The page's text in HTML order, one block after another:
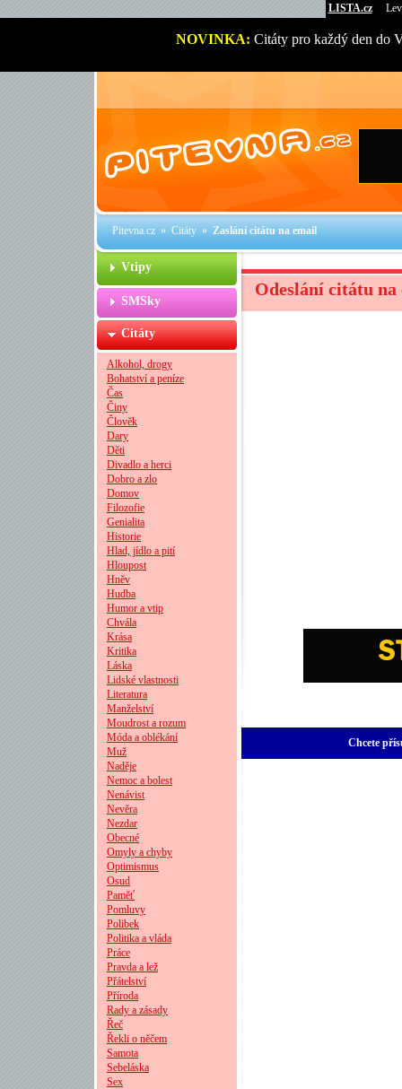
LISTA.cz
NOVINKA: Citáty pro každý den do
Pitevna.cz»Citáty»Zaslání citátu na email
Vtipy
SMSky
Citáty
Alkohol, drogy
Bohatství a peníze
Čas
Činy
Člověk
Dary
Děti
Divadlo a herci
Dobro a zlo
Domov
Filozofie
Genialita
Historie
Hlad, jídlo a pití
Hloupost
Hněv
Hudba
Humor a vtip
Chvála
Krása
Kritika
Láska
Lidské vlastnosti
Literatura
Manželství
Moudrost a rozum
Móda a oblékání
Muž
Naděje
Nemoc a bolest
Nenávist
Nevěra
Nezdar
Obecné
Omyly a chyby
Optimismus
Osud
Paměť
Pomluvy
Polibek
Politika a vláda
Práce
Pravda a lež
Přátelství
Příroda
Rady a zásady
Řeč
Řekli o něčem
Samota
Sebeláska
Sex
Odeslání citátu na
Chcete